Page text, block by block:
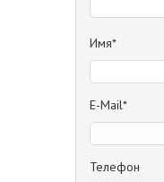
Имя*
E-Mail*
Телефон